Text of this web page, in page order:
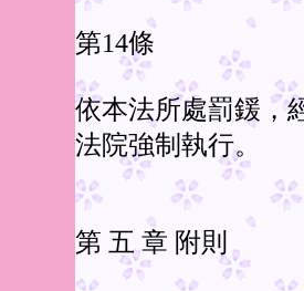
第14條
依本法所處罰鍰，
法院強制執行。
第 五 章 附則